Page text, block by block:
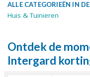
ALLE CATEGORIEËN IN
Huis & Tuinieren
Ontdek de
Intergard